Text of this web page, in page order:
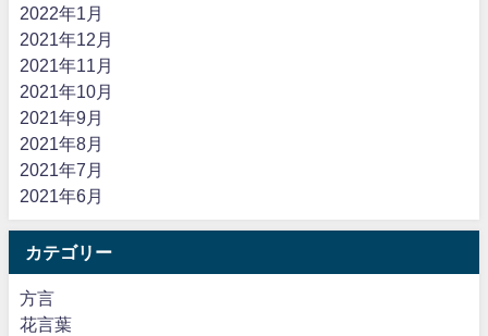
2022年1月
2021年12月
2021年11月
2021年10月
2021年9月
2021年8月
2021年7月
2021年6月
カテゴリー
方言
花言葉